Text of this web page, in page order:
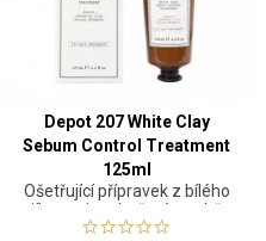
Depot 207 White Clay
Sebum Control Treatment
125ml
Ošetřující přípravek z bílého
jílu proti nadměrné tvorbě
kožního mazu